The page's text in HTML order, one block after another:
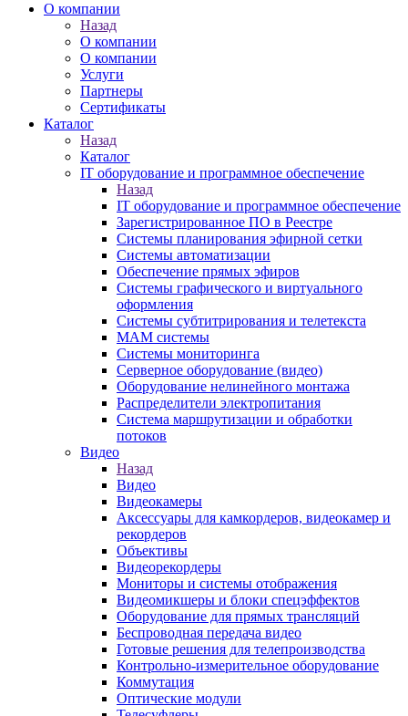
О компании
Назад
О компании
О компании
Услуги
Партнеры
Сертификаты
Каталог
Назад
Каталог
IT оборудование и программное обеспечение
Назад
IT оборудование и программное обеспечение
Зарегистрированное ПО в Реестре
Системы планирования эфирной сетки
Системы автоматизации
Обеспечение прямых эфиров
Системы графического и виртуального
оформления
Системы субтитрирования и телетекста
MAM системы
Системы мониторинга
Серверное оборудование (видео)
Оборудование нелинейного монтажа
Распределители электропитания
Система маршрутизации и обработки
потоков
Видео
Назад
Видео
Видеокамеры
Аксессуары для камкордеров, видеокамер и
рекордеров
Объективы
Видеорекордеры
Мониторы и системы отображения
Видеомикшеры и блоки спецэффектов
Оборудование для прямых трансляций
Беспроводная передача видео
Готовые решения для телепроизводства
Контрольно-измерительное оборудование
Коммутация
Оптические модули